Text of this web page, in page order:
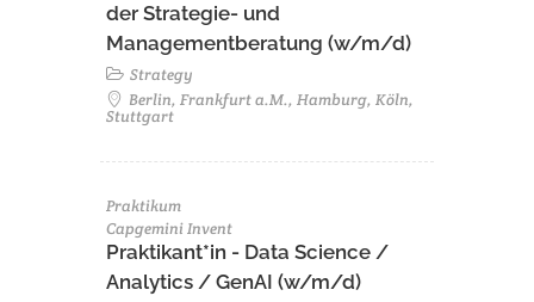
der Strategie- und
Managementberatung (w/m/d)
Strategy
Berlin, Frankfurt a.M., Hamburg, Köln,
Stuttgart
Praktikum
Capgemini Invent
Praktikant*in - Data Science /
Analytics / GenAI (w/m/d)